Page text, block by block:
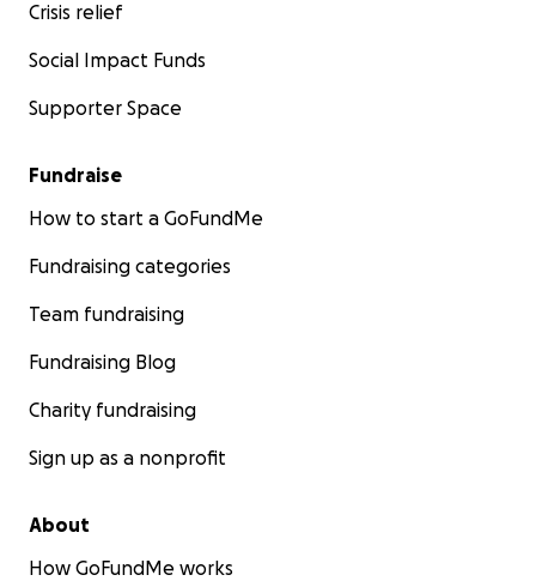
Crisis relief
Social Impact Funds
Supporter Space
Fundraise
How to start a GoFundMe
Fundraising categories
Team fundraising
Fundraising Blog
Charity fundraising
Sign up as a nonprofit
About
How GoFundMe works